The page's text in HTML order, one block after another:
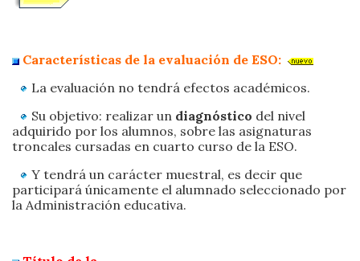
Características de la evaluación de ESO:
La evaluación no tendrá efectos académicos.
Su objetivo: realizar un diagnóstico del nivel
adquirido por los alumnos, sobre las asignaturas
troncales cursadas en cuarto curso de la ESO.
Y tendrá un carácter muestral, es decir que
participará únicamente el alumnado seleccionado por
la Administración educativa.